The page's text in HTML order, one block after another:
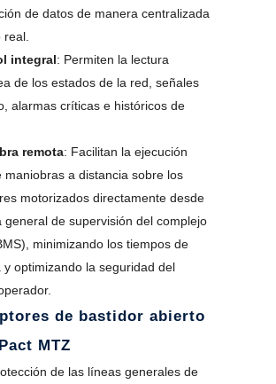
de datos de manera centralizada
integral: Permiten la lectura
de los estados de la red, señales
alarmas críticas e históricos de
remota: Facilitan la ejecución
maniobras a distancia sobre los
motorizados directamente desde
general de supervisión del complejo
minimizando los tiempos de
y optimizando la seguridad del
de bastidor abierto
MTZ
de las líneas generales de